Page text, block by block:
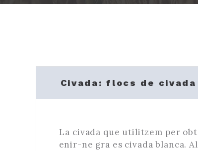
Civada: flocs de civada
La civada que utilitzem per obt
enir-ne gra es civada blanca. Al